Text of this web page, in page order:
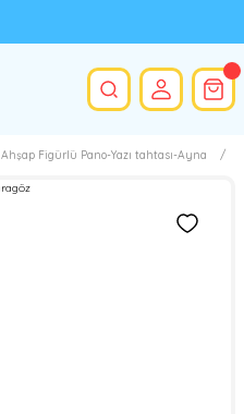
Ahşap Figürlü Pano-Yazı tahtası-Ayna